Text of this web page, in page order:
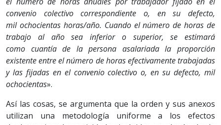
convenio colectivo correspondiente o, en su defecto,
mil ochocientas horas/año. Cuando el número de horas de
trabajo al año sea inferior o superior, se estimará
como cuantía de la persona asalariada la proporción
existente entre el número de horas efectivamente trabajadas
y las fijadas en el convenio colectivo o, en su defecto, mil
ochocientas».
Así las cosas, se argumenta que la orden y sus anexos
utilizan una metodología uniforme a los efectos